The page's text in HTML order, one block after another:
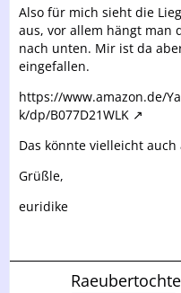
Also für mich sieht die
aus, vor allem hängt man
nach unten. Mir ist da
eingefallen.
https://www.amazon.de/
k/dp/B077D21WLK
Das könnte vielleicht
Grüßle,
euridike